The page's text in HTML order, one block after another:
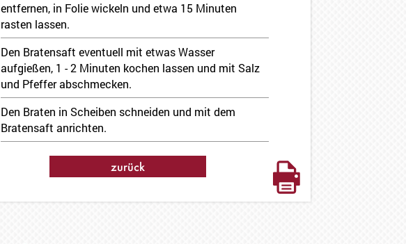
entfernen, in Folie wickeln und etwa 15 Minuten
rasten lassen.
Den Bratensaft eventuell mit etwas Wasser
aufgießen, 1 - 2 Minuten kochen lassen und mit Salz
und Pfeffer abschmecken.
Den Braten in Scheiben schneiden und mit dem
Bratensaft anrichten.
zurück